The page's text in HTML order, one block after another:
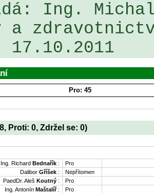
Ing.
a
17.10.2011
Pro: 45
Proti: 0, Zdržel se: 0)
Ing. Richard Bednařík :
Pro
Dalibor Gříšek :
Nepřítomen
PaedDr. Aleš Koutný :
Pro
Ing. Antonín Maštalíř:
Pro